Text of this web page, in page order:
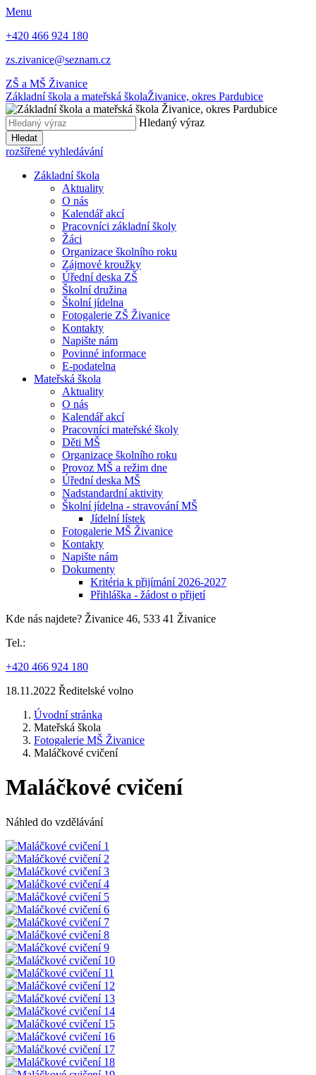
Menu
+420 466 924 180
zs.zivanice@seznam.cz
ZŠ a MŠ Živanice
Základní škola a mateřská školaŽivanice, okres Pardubice
Hledaný výraz
Hledat
rozšířené vyhledávání
Základní škola
Aktuality
O nás
Kalendář akcí
Pracovníci základní školy
Žáci
Organizace školního roku
Zájmové kroužky
Úřední deska ZŠ
Školní družina
Školní jídelna
Fotogalerie ZŠ Živanice
Kontakty
Napište nám
Povinné informace
E-podatelna
Mateřská škola
Aktuality
O nás
Kalendář akcí
Pracovníci mateřské školy
Děti MŠ
Organizace školního roku
Provoz MŠ a režim dne
Úřední deska MŠ
Nadstandardní aktivity
Školní jídelna - stravování MŠ
Jídelní lístek
Fotogalerie MŠ Živanice
Kontakty
Napište nám
Dokumenty
Kritéria k přijímání 2026-2027
Přihláška - žádost o přijetí
Kde nás najdete? Živanice 46, 533 41 Živanice
Tel.:
+420 466 924 180
18.11.2022 Ředitelské volno
Úvodní stránka
Mateřská škola
Fotogalerie MŠ Živanice
Maláčkové cvičení
Maláčkové cvičení
Náhled do vzdělávání